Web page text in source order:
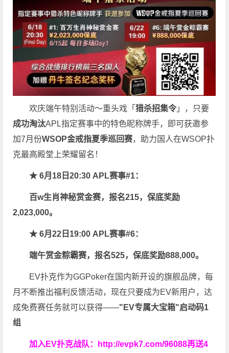
欢庆端午特别活动～重头戏「猎杀招集令」，只要
成功淘汰APL指定赛事中的特色昵称牌手，即可获邀参
加7月份WSOP金戒指夏季巡回赛，助力国人在WSOP扑
克最高殿堂上荣耀留名！
★ 6月18日20:30 APL赛事#1：
百w生肖神秘赏金赛，报名215，保底奖励
2,023,000。
★ 6月22日19:00 APL赛事#6：
端午赏金粽霸赛，报名525，保底奖励888,000。
EV扑克作为GGPoker在国内新开设的旗舰品牌，每
月不断推出福利反馈活动，现在只要成为EV新用户，达
成免费赛任务就可以获得——"EV专属大宝箱"启动码1
组
加入EV扑克战队： http://evpk7.com/96088再送4